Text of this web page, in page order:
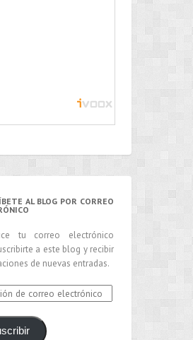
AL BLOG POR CORREO
tu correo electrónico
a este blog y recibir
de nuevas entradas.